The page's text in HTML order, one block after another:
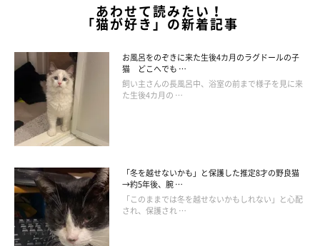
ごはんを用意してもらったのに…
あわせて読みたい！
「猫が好き」の新着記事
お風呂をのぞきに来た生後4カ月のラグドールの子
猫 どこへでも …
飼い主さんの長風呂中、浴室の前まで様子を見に来
た生後4カ月の …
「冬を越せないかも」と保護した推定8才の野良猫
→約5年後、腕 …
「このままでは冬を越せないかもしれない」と心配
され、保護され …